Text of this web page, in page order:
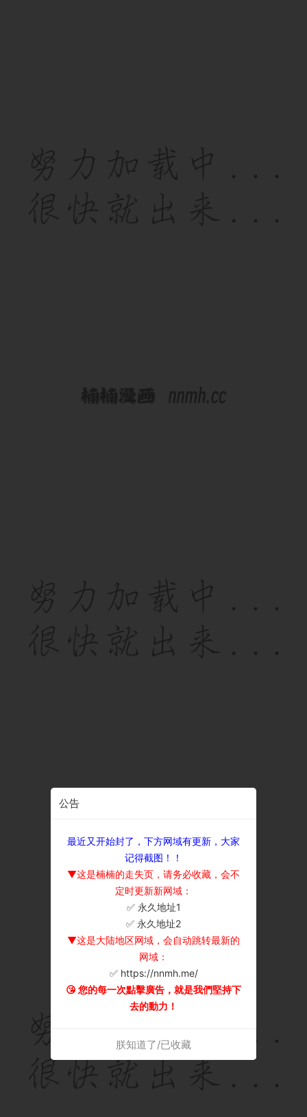
公告
最近又开始封了，下方网域有更新，大家
记得截图！！
▼这是楠楠的走失页，请务必收藏，会不
定时更新新网域：
✅ 永久地址1
✅ 永久地址2
▼这是大陆地区网域，会自动跳转最新的
网域：
✅ https://nnmh.me/
😘 您的每一次點擊廣告，就是我們堅持下
去的動力！
朕知道了/已收藏